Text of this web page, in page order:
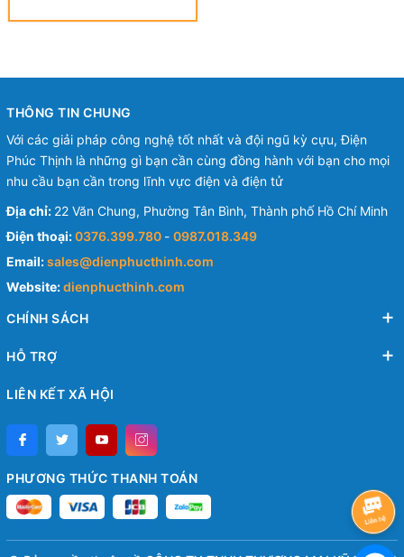
THÔNG TIN CHUNG
Với các giải pháp công nghệ tốt nhất và đội ngũ kỳ cựu, Điện
Phúc Thịnh là những gì bạn cần cùng đồng hành với bạn cho mọi
nhu cầu bạn cần trong lĩnh vực điện và điện tử
Địa chỉ: 22 Văn Chung, Phường Tân Bình, Thành phố Hồ Chí Minh
Điện thoại:0376.399.780 - 0987.018.349
Email:sales@dienphucthinh.com
Website:dienphucthinh.com
CHÍNH SÁCH
HỖ TRỢ
LIÊN KẾT XÃ HỘI
PHƯƠNG THỨC THANH TOÁN